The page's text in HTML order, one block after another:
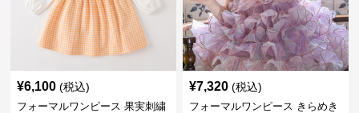
¥6,100 (税込)
フォーマルワンピース 果実刺繍
¥7,320 (税込)
フォーマルワンピース きらめき